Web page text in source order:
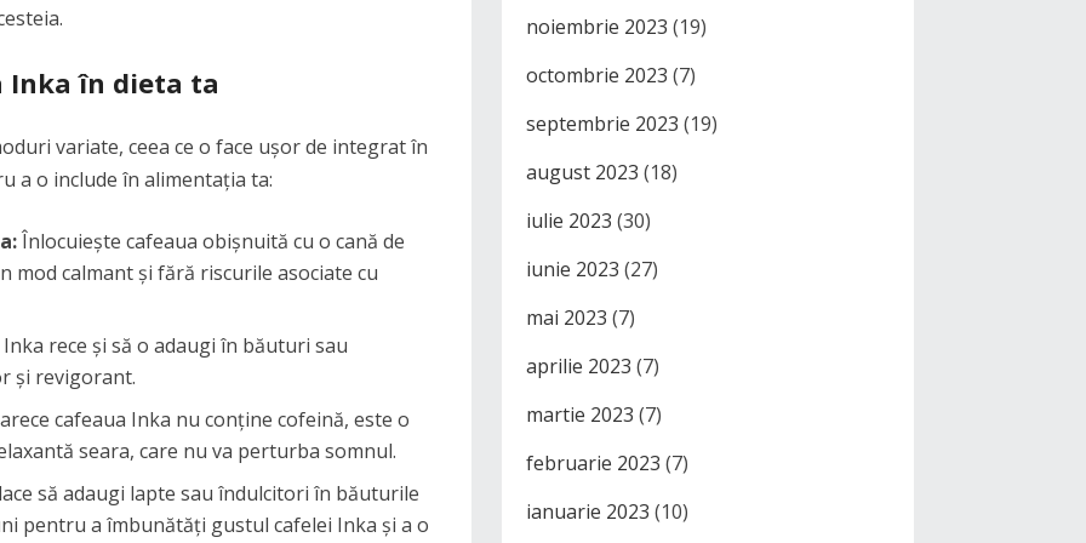
Inka în dieta ta
variate, ceea ce o face ușor de integrat în
a o include în alimentația ta:
Înlocuiește cafeaua obișnuită cu o cană de
mod calmant și fără riscurile asociate cu
rece și să o adaugi în băuturi sau
și revigorant.
cafeaua Inka nu conține cofeină, este o
seara, care nu va perturba somnul.
să adaugi lapte sau îndulcitori în băuturile
pentru a îmbunătăți gustul cafelei Inka și a o
noiembrie 2023 (19)
octombrie 2023 (7)
septembrie 2023 (19)
august 2023 (18)
iulie 2023 (30)
iunie 2023 (27)
mai 2023 (7)
aprilie 2023 (7)
martie 2023 (7)
februarie 2023 (7)
ianuarie 2023 (10)